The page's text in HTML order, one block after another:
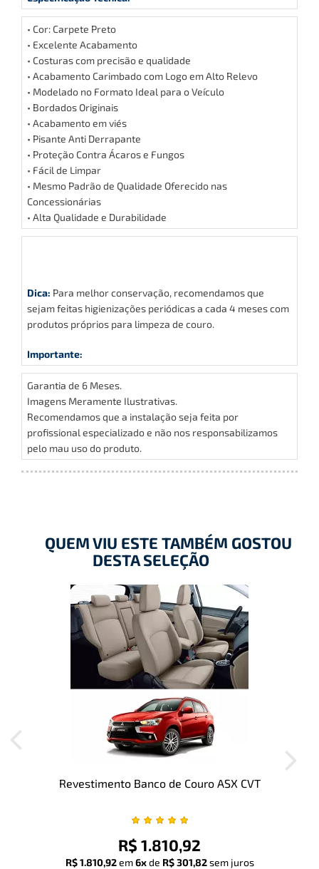
• Cor: Carpete Preto
• Excelente Acabamento
• Costuras com precisão e qualidade
• Acabamento Carimbado com Logo em Alto Relevo
• Modelado no Formato Ideal para o Veículo
• Bordados Originais
• Acabamento em viés
• Pisante Anti Derrapante
• Proteção Contra Ácaros e Fungos
• Fácil de Limpar
• Mesmo Padrão de Qualidade Oferecido nas
Concessionárias
• Alta Qualidade e Durabilidade
Dica: Para melhor conservação, recomendamos que
sejam feitas higienizações periódicas a cada 4 meses com
produtos próprios para limpeza de couro.
Importante:
Garantia de 6 Meses.
Imagens Meramente Ilustrativas.
Recomendamos que a instalação seja feita por
profissional especializado e não nos responsabilizamos
pelo mau uso do produto.
QUEM VIU ESTE TAMBÉM GOSTOU
DESTA SELEÇÃO
Revestimento Banco de Couro ASX CVT
R$ 1.810,92
R$ 1.810,92 em6x de R$ 301,82 sem juros